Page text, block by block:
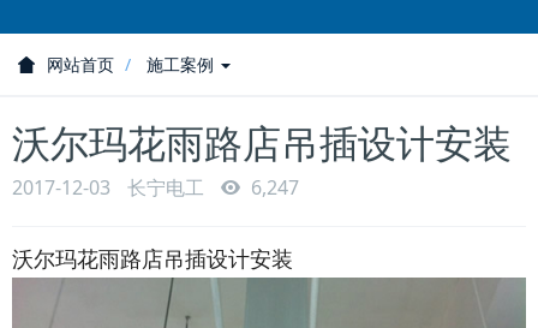
网站首页 施工案例
沃尔玛花雨路店吊插设计安装
2017-12-03 长宁电工 6,247
沃尔玛花雨路店吊插设计安装